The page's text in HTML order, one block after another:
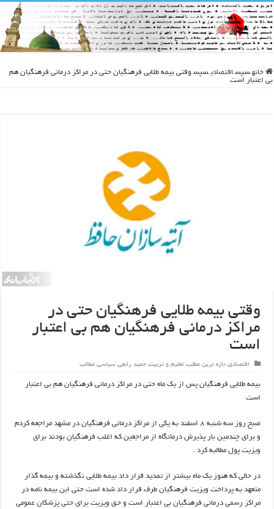
خانه سپس اقتصادی سپس وقتی بيمه طلايي فرهنگيان حتي در مراکز درماني فرهنگيان هم
بي اعتبار است
وقتی بيمه طلايي فرهنگيان حتي در
مراکز درماني فرهنگيان هم بي اعتبار
است
اقتصادی,تازه ترین مطلب,تعلیم و تربیت,حمید رابعی,سیاسی, مطالب
بيمه طلايي فرهنگيان پس از يک ماه حتي در مراکز درماني فرهنگيان هم بي اعتبار
است
صبح روز سه شنبه ۸ اسفند به يکي از مراکز درماني فرهنگيان در مشهد مراجعه کردم
و براي چندمين بار پذيرش درمانگاه از مراجعين که اغلب فرهنگيان بودند براي
ويزيت پول مطالبه کرد .
در حالي که هنوز يک ماه بيشتر از تمديد قرار داد بيمه طلايي نگذشته و بيمه گذار
متعهد به پرداخت ويزيت فرهنگيان طرف قرار داد شده است حتي اين بيمه نامه در
مراکز رسمي درماني فرهنگيان بي اعتبار است و حق ويزيت براي حتي پزشکان عمومي